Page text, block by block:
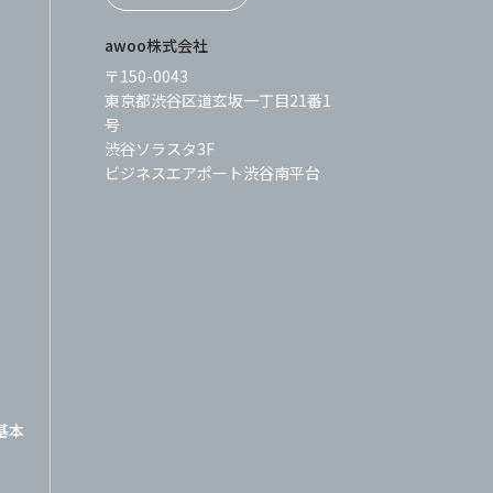
本
awoo株式会社
〒150-0043
東京都渋谷区道玄坂一丁目21番1
号
渋谷ソラスタ3F
ビジネスエアポート渋谷南平台